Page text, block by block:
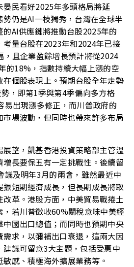
晏民看好2025年多頭格局將延
仍是AI一枝獨秀，台灣在全球半
AI供應鏈將推動台股2025年的
考量台股在2023年和2024年已接
，且企業盈餘增長預計將從2024
的18%，指數持續大幅上漲的空
個股表現上。預期台股全年走勢
，即第1季與第4季偏向多方格
易出現漲多修正，而川普政府的
場波動，但同時也帶來許多布局
望，凱基香港投資策略部主管溫
長要保五有一定挑戰性。後續留
議及明年3月的兩會，雖然最近中
短期經濟成長，但長期成長將取
革。港股方面，中美貿易戰捲土
若川普徵收60%關稅意味中美經
國出口總值；而同時也預期中央
求，以彌補出口衰退，這兩大因
議可留意3大主題，包括受惠中
感、積極海外擴展業務等。